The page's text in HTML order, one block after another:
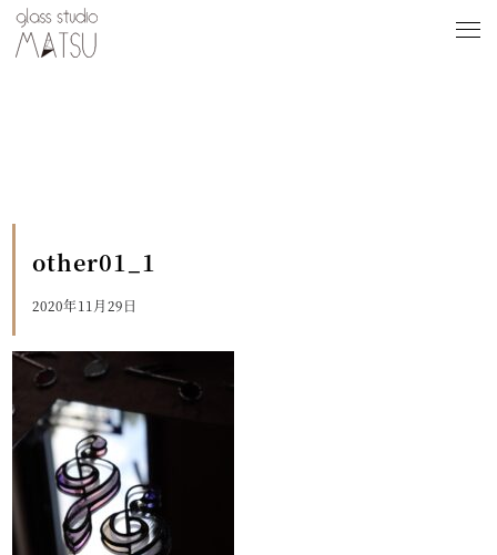
other01_1
2020年11月29日